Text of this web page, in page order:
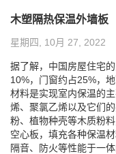
木塑隔热保温外墙板
星期四, 10月 27, 2022
据了解，中国房屋住宅
10%，门窗约占25%，
材料是实现室内保温的
烯、聚氯乙烯以及它们
粉、植物种壳等木质粉
空心板，填充各种保温
隔音、防火等性能于一